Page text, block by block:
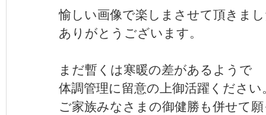
愉しい画像で楽しまさせて頂きま
ありがとうございます。
まだ暫くは寒暖の差があるようで
体調管理に留意の上御活躍ください
ご家族みなさまの御健勝も併せて